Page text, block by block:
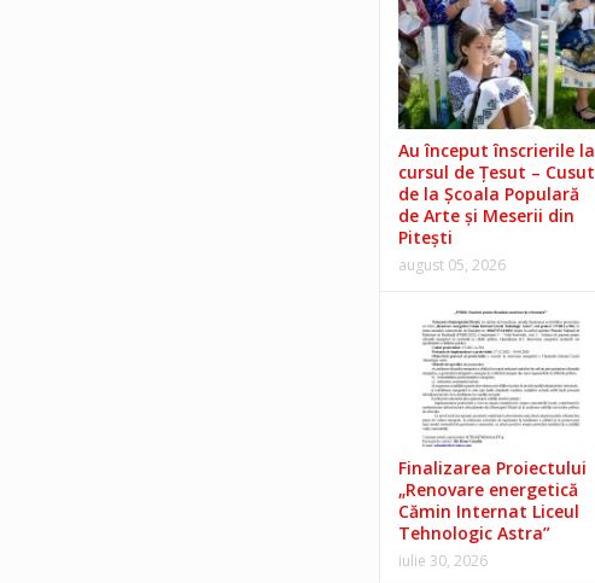
Au început înscrierile la
cursul de Țesut – Cusut
de la Școala Populară
de Arte și Meserii din
Pitești
august 05, 2026
Finalizarea Proiectului
„Renovare energetică
Cămin Internat Liceul
Tehnologic Astra”
iulie 30, 2026